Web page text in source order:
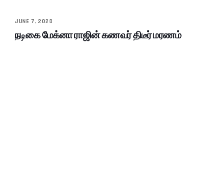
JUNE 7, 2020
நடிகை மேக்னா ராஜின் கணவர் திடீர் மரணம்